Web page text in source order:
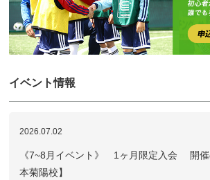
イベント情報
2026.07.02
《7~8月イベント》 1ヶ月限定入会 開
本菊陽校】